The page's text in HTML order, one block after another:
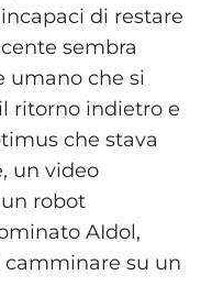
di restare
sembra
umano che si
ritorno indietro e
che stava
un video
robot
AIdol,
su un